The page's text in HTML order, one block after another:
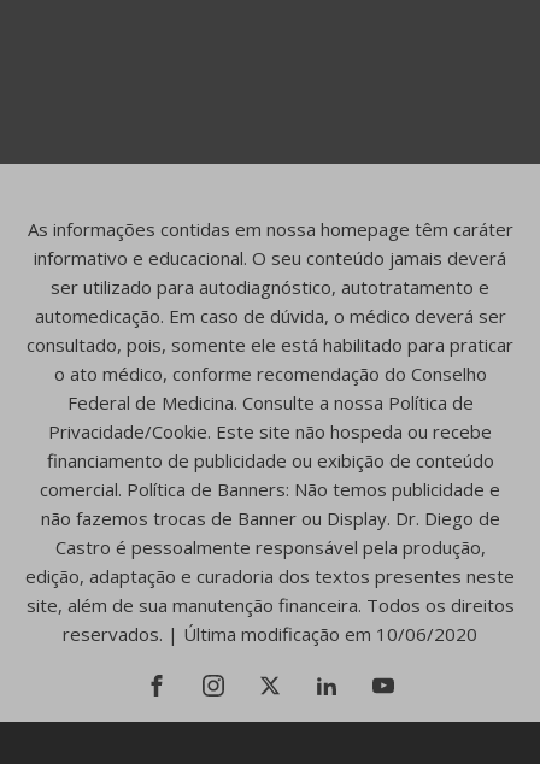
As informações contidas em nossa homepage têm caráter
informativo e educacional. O seu conteúdo jamais deverá
ser utilizado para autodiagnóstico, autotratamento e
automedicação. Em caso de dúvida, o médico deverá ser
consultado, pois, somente ele está habilitado para praticar
o ato médico, conforme recomendação do Conselho
Federal de Medicina. Consulte a nossa Política de
Privacidade/Cookie. Este site não hospeda ou recebe
financiamento de publicidade ou exibição de conteúdo
comercial. Política de Banners: Não temos publicidade e
não fazemos trocas de Banner ou Display. Dr. Diego de
Castro é pessoalmente responsável pela produção,
edição, adaptação e curadoria dos textos presentes neste
site, além de sua manutenção financeira. Todos os direitos
reservados. | Última modificação em 10/06/2020